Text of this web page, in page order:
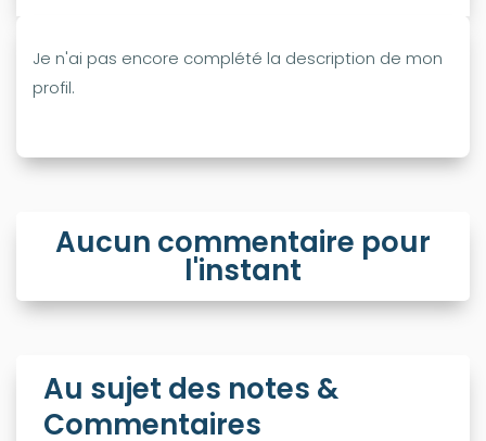
Je n'ai pas encore complété la description de mon
profil.
Aucun commentaire pour
l'instant
Au sujet des notes &
Commentaires